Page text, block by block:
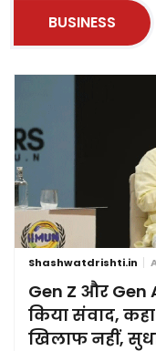
BUSINESS
Shashwatdrishti.in
Gen Z और
किया संवाद,
खिलाफ नहीं,